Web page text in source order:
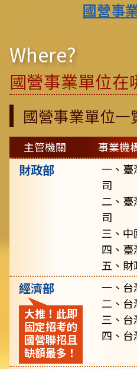
國營事
Where?
國營事業單位在
國營事業單位一
主管機關 事業機
財政部
一、臺
司
二、
司
三、
四、
五、財
經濟部
大推！此即
固定招考的
國營聯招且
缺額最多！
一、台
二、
三、
四、